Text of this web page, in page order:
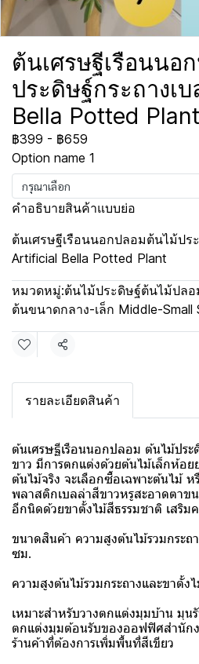
ต้นเศรษฐีเรือนนอ
ประดิษฐ์กระถางเ
Bella Potted Plant
฿399 - ฿659
Option name 1
กรุณาเลือก
คำอธิบายสินค้าแบบย่อ
ต้นเศรษฐีเรือนนอกปลอมต้นไม้ปร
Artificial Bella Potted Plant
หมวดหมู่:ต้นไม้ประดิษฐ์ต้นไม้ปลอ
ต้นขนาดกลาง-เล็ก Middle-Small
แชร์
รายละเอียดสินค้า
ต้นเศรษฐีเรือนนอกปลอม ต้นไม้ประ
ขาว มีการตกแต่งด้วยต้นไม้เล็กห้อย
ต้นไม้จริง จะเลือกซื้อเฉพาะต้นไม้ ห
พลาสติกเบลล่าสีขาวหรูสะอาดตาข
อีกนิดด้วยขาตั้งไม้สีธรรมชาติ เสริม
ขนาดสินค้า ความสูงต้นไม้รวมกระ
ซม.
ความสูงต้นไม้รวมกระถางและขาตั้ง
เหมาะสำหรับวางตกแต่งมุมบ้าน มุ
ตกแต่งมุมต้อนรับของออฟฟิศสำนัก
ร้านค้าที่ต้องการเพิ่มพื้นที่สีเขียว